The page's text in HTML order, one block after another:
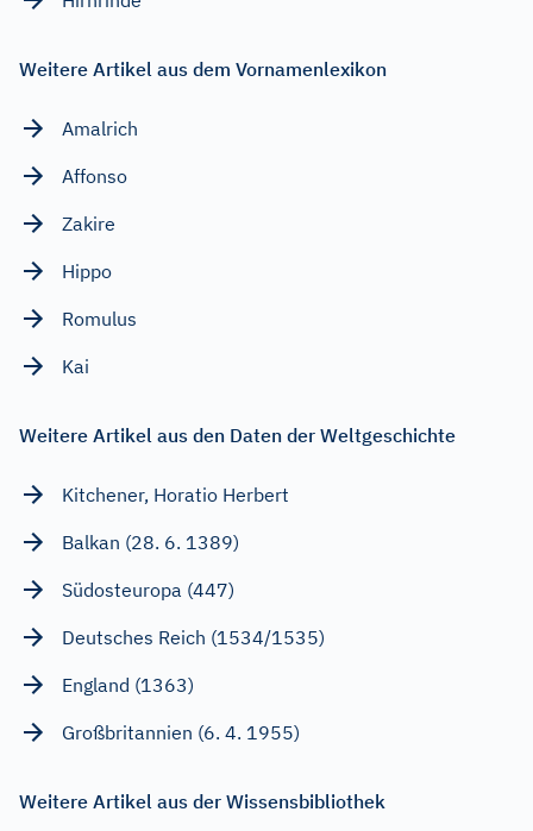
Weitere Artikel aus dem Vornamenlexikon
Amalrich
Affonso
Zakire
Hippo
Romulus
Kai
Weitere Artikel aus den Daten der Weltgeschichte
Kitchener, Horatio Herbert
Balkan (28. 6. 1389)
Südosteuropa (447)
Deutsches Reich (1534/1535)
England (1363)
Großbritannien (6. 4. 1955)
Weitere Artikel aus der Wissensbibliothek